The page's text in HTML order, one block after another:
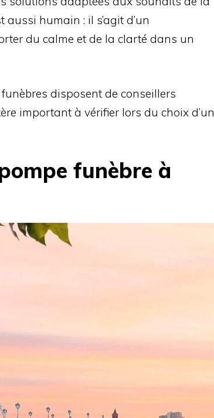
humain : il s’agit d’un
du calme et de la clarté dans un
disposent de conseillers
important à vérifier lors du choix d’un
funèbre à